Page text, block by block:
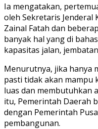
Ia mengatakan,
oleh Sekretaris Jenderal
Zainal Fatah dan
banyak hal yang di
kapasitas jalan,
Menurutnya, jika hanya
pasti tidak akan mampu
luas dan membutuhkan
itu, Pemerintah Daerah
dengan Pemerintah
pembangunan.